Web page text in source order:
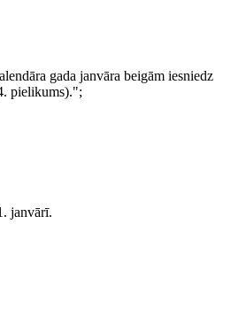
gada janvāra beigām iesniedz
pielikums).";
janvārī.